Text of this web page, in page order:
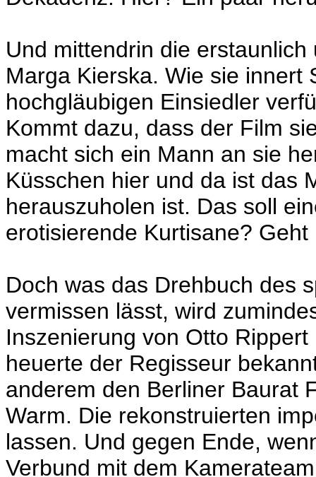
Und mittendrin die
Marga Kierska. Wie sie innert
hochgläubigen Einsiedler
Kommt dazu, dass der Film
macht sich ein Mann an sie
Küsschen hier und da ist das
herauszuholen ist. Das soll
erotisierende Kurtisane?
Doch was das Drehbuch des
vermissen lässt, wird
Inszenierung von Otto
heuerte der Regisseur
anderem den Berliner Baurat
Warm. Die rekonstruierten
lassen. Und gegen Ende,
Verbund mit dem